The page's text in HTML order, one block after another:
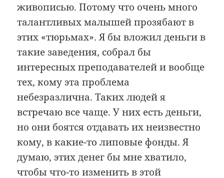
живописью. Потому что очень много
талантливых малышей прозябают в
этих «тюрьмах». Я бы вложил деньги в
такие заведения, собрал бы
интересных преподавателей и вообще
тех, кому эта проблема
небезразлична. Таких людей я
встречаю все чаще. У них есть деньги,
но они боятся отдавать их неизвестно
кому, в какие-то липовые фонды. Я
думаю, этих денег бы мне хватило,
чтобы что-то изменить в этой